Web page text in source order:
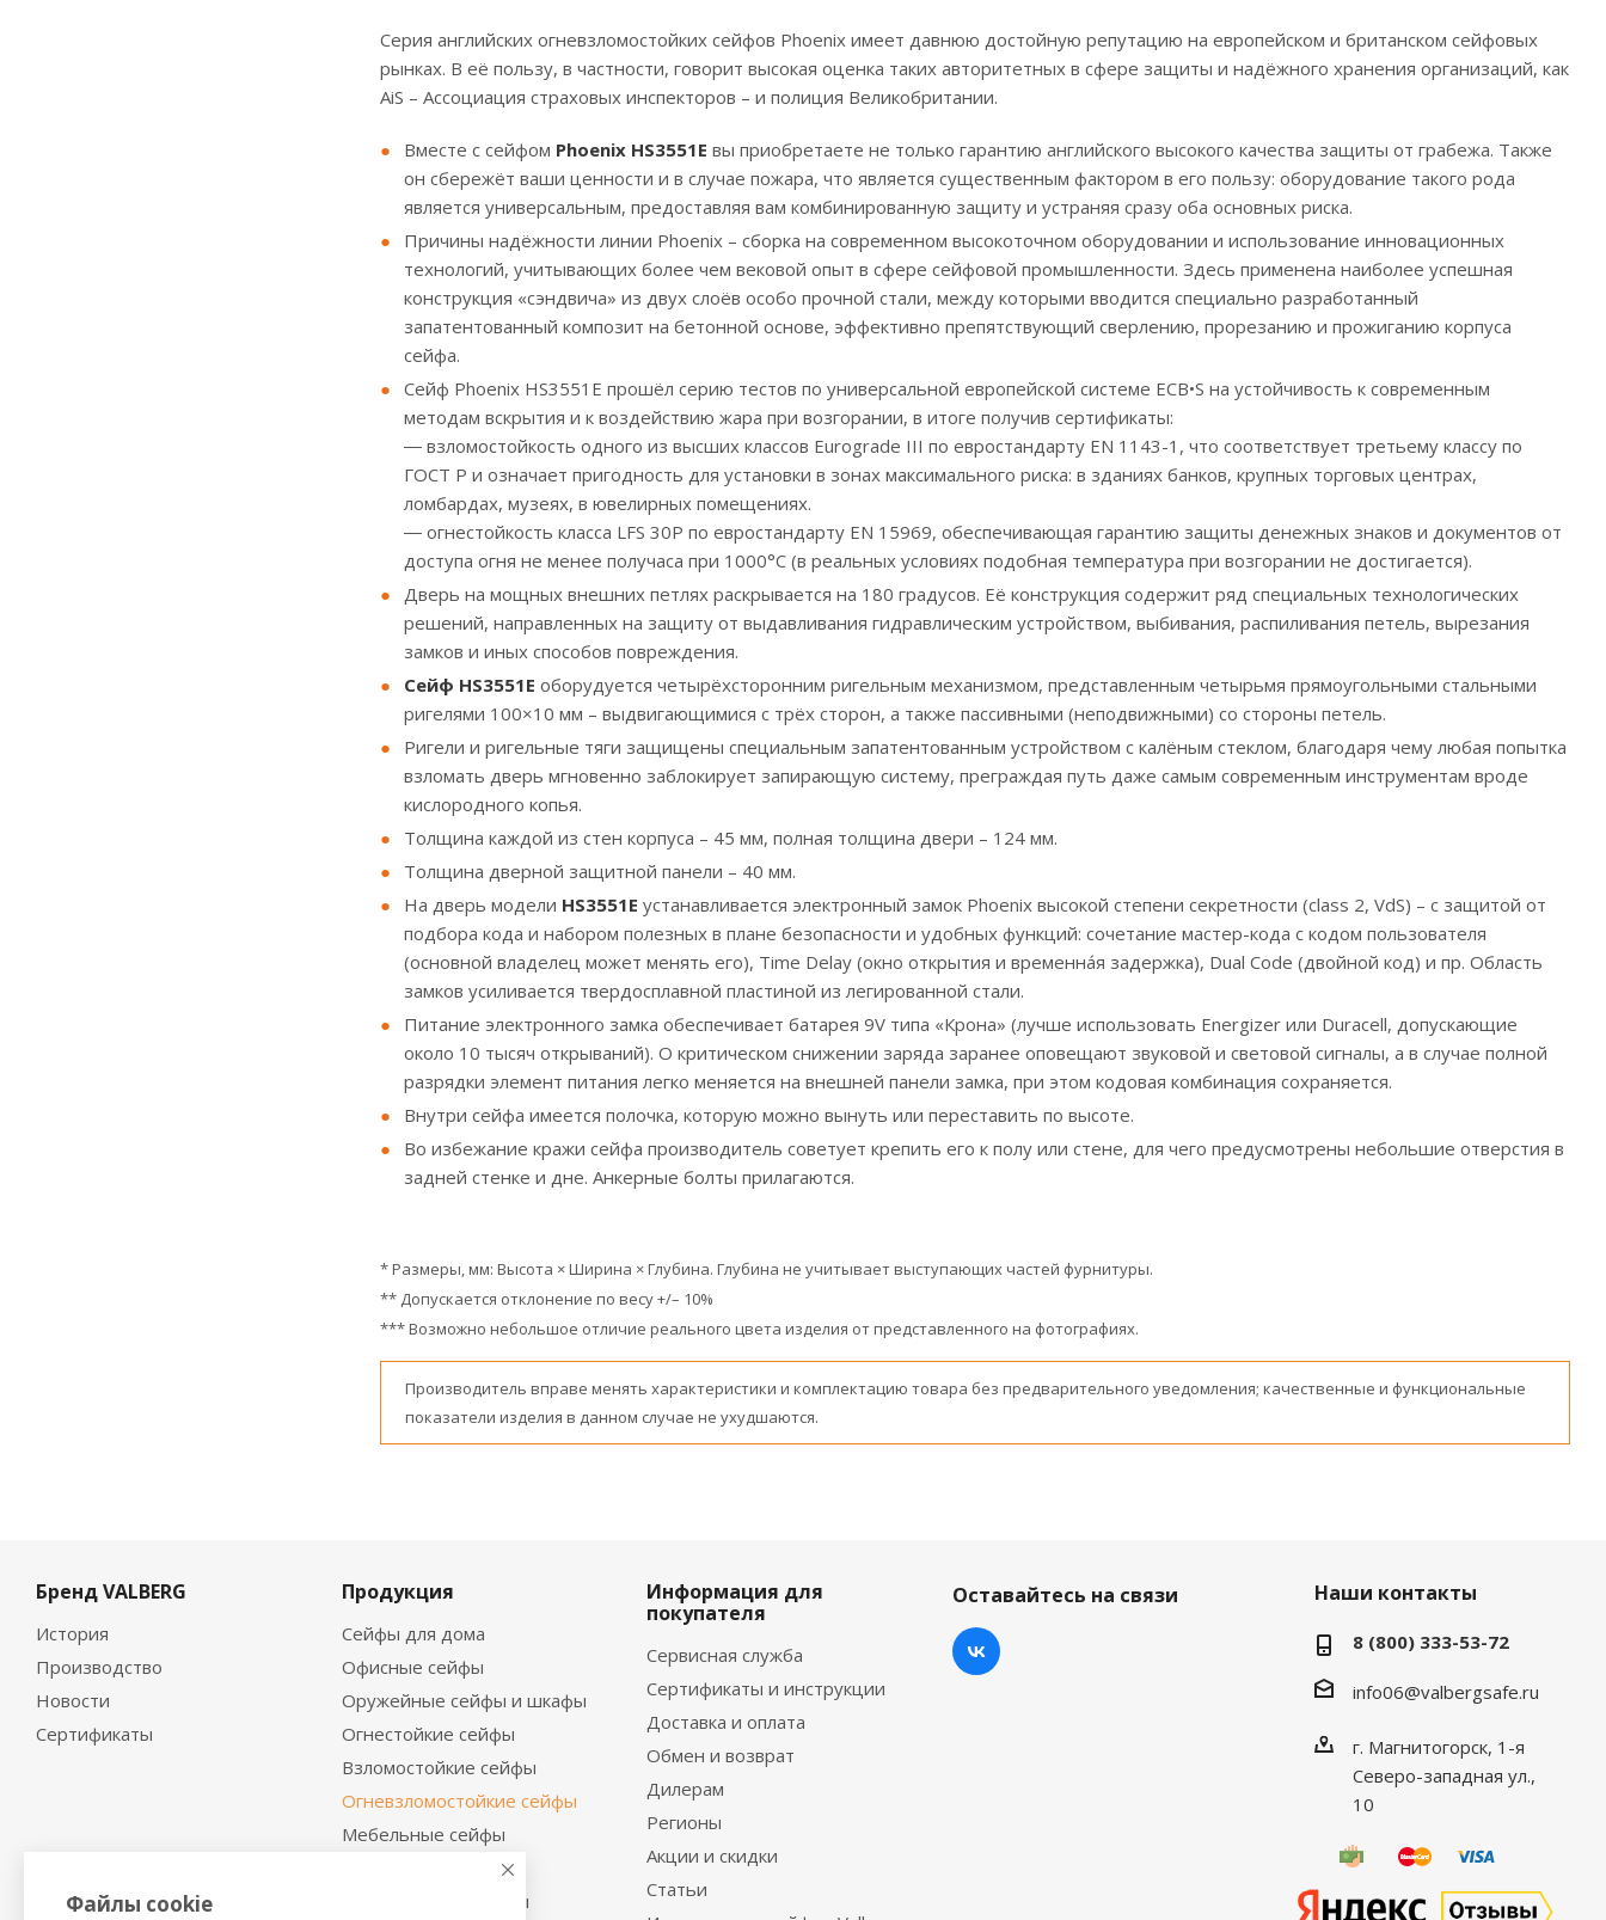
Серия английских огневзломостойких сейфов Phoenix имеет давнюю достойную репутацию на европейском и британском сейфовых
рынках. В её пользу, в частности, говорит высокая оценка таких авторитетных в сфере защиты и надёжного хранения организаций, как
AiS – Ассоциация страховых инспекторов – и полиция Великобритании.
Вместе с сейфом Phoenix HS3551E вы приобретаете не только гарантию английского высокого качества защиты от грабежа. Также
он сбережёт ваши ценности и в случае пожара, что является существенным фактором в его пользу: оборудование такого рода
является универсальным, предоставляя вам комбинированную защиту и устраняя сразу оба основных риска.
Причины надёжности линии Phoenix – сборка на современном высокоточном оборудовании и использование инновационных
технологий, учитывающих более чем вековой опыт в сфере сейфовой промышленности. Здесь применена наиболее успешная
конструкция «сэндвича» из двух слоёв особо прочной стали, между которыми вводится специально разработанный
запатентованный композит на бетонной основе, эффективно препятствующий сверлению, прорезанию и прожиганию корпуса
сейфа.
Сейф Phoenix HS3551E прошёл серию тестов по универсальной европейской системе ECB•S на устойчивость к современным
методам вскрытия и к воздействию жара при возгорании, в итоге получив сертификаты:
― взломостойкость одного из высших классов Eurograde III по евростандарту EN 1143-1, что соответствует третьему классу по
ГОСТ Р и означает пригодность для установки в зонах максимального риска: в зданиях банков, крупных торговых центрах,
ломбардах, музеях, в ювелирных помещениях.
― огнестойкость класса LFS 30P по евростандарту EN 15969, обеспечивающая гарантию защиты денежных знаков и документов от
доступа огня не менее получаса при 1000°C (в реальных условиях подобная температура при возгорании не достигается).
Дверь на мощных внешних петлях раскрывается на 180 градусов. Её конструкция содержит ряд специальных технологических
решений, направленных на защиту от выдавливания гидравлическим устройством, выбивания, распиливания петель, вырезания
замков и иных способов повреждения.
Сейф HS3551E оборудуется четырёхсторонним ригельным механизмом, представленным четырьмя прямоугольными стальными
ригелями 100×10 мм – выдвигающимися с трёх сторон, а также пассивными (неподвижными) со стороны петель.
Ригели и ригельные тяги защищены специальным запатентованным устройством с калёным стеклом, благодаря чему любая попытка
взломать дверь мгновенно заблокирует запирающую систему, преграждая путь даже самым современным инструментам вроде
кислородного копья.
Толщина каждой из стен корпуса – 45 мм, полная толщина двери – 124 мм.
Толщина дверной защитной панели – 40 мм.
На дверь модели HS3551E устанавливается электронный замок Phoenix высокой степени секретности (class 2, VdS) – с защитой от
подбора кода и набором полезных в плане безопасности и удобных функций: сочетание мастер-кода с кодом пользователя
(основной владелец может менять его), Time Delay (окно открытия и временна́я задержка), Dual Code (двойной код) и пр. Область
замков усиливается твердосплавной пластиной из легированной стали.
Питание электронного замка обеспечивает батарея 9V типа «Крона» (лучше использовать Energizer или Duracell, допускающие
около 10 тысяч открываний). О критическом снижении заряда заранее оповещают звуковой и световой сигналы, а в случае полной
разрядки элемент питания легко меняется на внешней панели замка, при этом кодовая комбинация сохраняется.
Внутри сейфа имеется полочка, которую можно вынуть или переставить по высоте.
Во избежание кражи сейфа производитель советует крепить его к полу или стене, для чего предусмотрены небольшие отверстия в
задней стенке и дне. Анкерные болты прилагаются.
* Размеры, мм: Высота × Ширина × Глубина. Глубина не учитывает выступающих частей фурнитуры.
** Допускается отклонение по весу +/– 10%
*** Возможно небольшое отличие реального цвета изделия от представленного на фотографиях.
Производитель вправе менять характеристики и комплектацию товара без предварительного уведомления; качественные и функциональные
показатели изделия в данном случае не ухудшаются.
Бренд VALBERG
История
Производство
Новости
Сертификаты
Продукция
Сейфы для дома
Офисные сейфы
Оружейные сейфы и шкафы
Огнестойкие сейфы
Взломостойкие сейфы
Огневзломостойкие сейфы
Мебельные сейфы
Депозитные сейфы
Встраиваемые сейфы
Информация для
покупателя
Сервисная служба
Сертификаты и инструкции
Доставка и оплата
Обмен и возврат
Дилерам
Регионы
Акции и скидки
Статьи
Оставайтесь на связи Наши контакты
8 (800) 333-53-72
info06@valbergsafe.ru
г. Магнитогорск, 1-я
Северо-западная ул.,
10
Файлы cookie